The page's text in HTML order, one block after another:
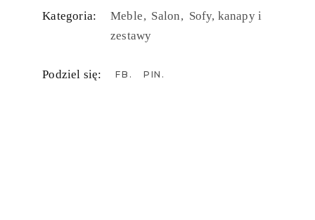
Kategoria: Meble Salon Sofy, kanapy i
zestawy
Podziel się: FB PIN